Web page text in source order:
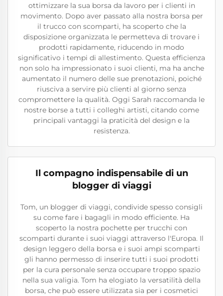
ottimizzare la sua borsa da lavoro per i clienti in
movimento. Dopo aver passato alla nostra borsa per
il trucco con scomparti, ha scoperto che la
disposizione organizzata le permetteva di trovare i
prodotti rapidamente, riducendo in modo
significativo i tempi di allestimento. Questa efficienza
non solo ha impressionato i suoi clienti, ma ha anche
aumentato il numero delle sue prenotazioni, poiché
riusciva a servire più clienti al giorno senza
compromettere la qualità. Oggi Sarah raccomanda le
nostre borse a tutti i colleghi artisti, citando come
principali vantaggi la praticità del design e la
resistenza.
Il compagno indispensabile di un
blogger di viaggi
Tom, un blogger di viaggi, condivide spesso consigli
su come fare i bagagli in modo efficiente. Ha
scoperto la nostra pochette per trucchi con
scomparti durante i suoi viaggi attraverso l'Europa. Il
design leggero della borsa e i suoi ampi scomparti
gli hanno permesso di inserire tutti i suoi prodotti
per la cura personale senza occupare troppo spazio
nella sua valigia. Tom ha elogiato la versatilità della
borsa, che può essere utilizzata sia per i cosmetici